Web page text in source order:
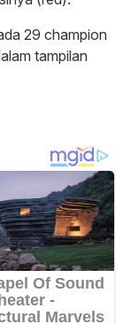
29 champion
tampilan